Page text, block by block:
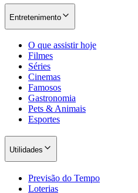
Entretenimento
O que assistir hoje
Filmes
Séries
Cinemas
Famosos
Gastronomia
Pets & Animais
Esportes
Utilidades
Previsão do Tempo
Loterias